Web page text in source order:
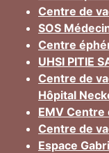
Centre de
SOS
Centre
UHSI PITIE
Centre de
Hôpital
EMV Centre
Centre de
Espace